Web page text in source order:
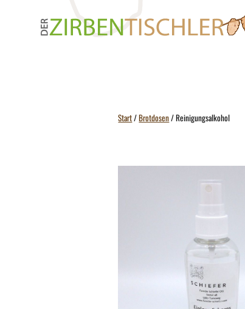
Start/Brotdosen/ Reinigungsalkohol